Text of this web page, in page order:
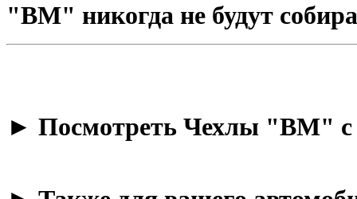
"BM" никогда не будут
​► Посмотреть Чехлы "BM"